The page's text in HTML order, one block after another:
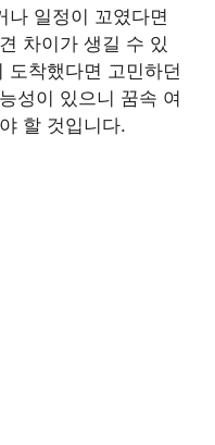
나 일정이 꼬였다면
차이가 생길 수 있
도착했다면 고민하던
성이 있으니 꿈속 여
할 것입니다.